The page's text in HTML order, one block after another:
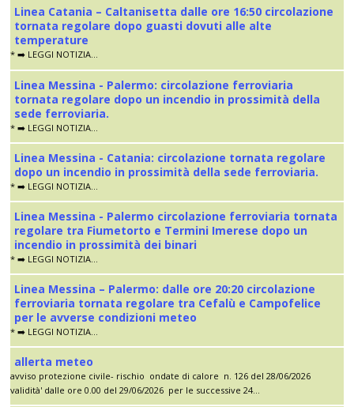
Linea Catania – Caltanisetta dalle ore 16:50 circolazione
tornata regolare dopo guasti dovuti alle alte
temperature
* ➡️ LEGGI NOTIZIA...
Linea Messina - Palermo: circolazione ferroviaria
tornata regolare dopo un incendio in prossimità della
sede ferroviaria.
* ➡️ LEGGI NOTIZIA...
Linea Messina - Catania: circolazione tornata regolare
dopo un incendio in prossimità della sede ferroviaria.
* ➡️ LEGGI NOTIZIA...
Linea Messina - Palermo circolazione ferroviaria tornata
regolare tra Fiumetorto e Termini Imerese dopo un
incendio in prossimità dei binari
* ➡️ LEGGI NOTIZIA...
Linea Messina – Palermo: dalle ore 20:20 circolazione
ferroviaria tornata regolare tra Cefalù e Campofelice
per le avverse condizioni meteo
* ➡️ LEGGI NOTIZIA...
allerta meteo
avviso protezione civile- rischio ondate di calore n. 126 del 28/06/2026
validità' dalle ore 0.00 del 29/06/2026 per le successive 24...